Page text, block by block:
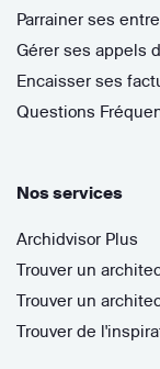
Parrainer ses
Gérer ses appels
Encaisser ses
Questions
Nos services
Archidvisor Plus
Trouver un
Trouver un
Trouver de